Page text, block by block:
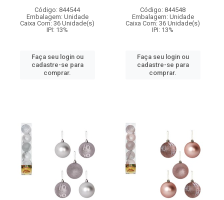
Código: 844544
Embalagem: Unidade
Caixa Com: 36 Unidade(s)
IPI: 13%
Faça seu login ou
cadastre-se para
comprar.
Código: 844548
Embalagem: Unidade
Caixa Com: 36 Unidade(s)
IPI: 13%
Faça seu login ou
cadastre-se para
comprar.